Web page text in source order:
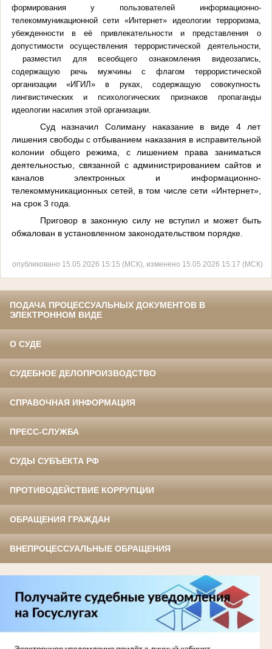
формирования у пользователей информационно-
телекоммуникационной сети «Интернет» идеологии терроризма,
убежденности в её привлекательности и представления о
допустимости осуществления террористической деятельности,
разместил для всеобщего ознакомления видеозапись,
содержащую речь мужчины с флагом террористической
организации «ИГИЛ» в руках, содержащую совокупность
лингвистических и психологических признаков пропаганды
идеологии насилия этой организации.
Суд назначил Солиману наказание в виде 4 лет
лишения свободы с отбыванием наказания в исправительной
колонии общего режима, с лишением права заниматься
деятельностью, связанной с администрированием сайтов и
каналов электронных и информационно-
телекоммуникационных сетей, в том числе сети «Интернет»,
на срок 3 года.
Приговор в законную силу не вступил и может быть
обжалован в установленном законодательством порядке.
опубликовано 15.05.2026 15:15 (МСК), изменено 15.05.2026 15:17 (МСК)
ПОДАЧА ПРОЦЕССУАЛЬНЫХ ДОКУМЕНТОВ В
ЭЛЕКТРОННОМ ВИДЕ
О СУДЕ
СУДЕБНОЕ ДЕЛОПРОИЗВОДСТВО
СПРАВОЧНАЯ ИНФОРМАЦИЯ
ПРЕСС-СЛУЖБА
СУДЫ СУБЪЕКТА РФ
ПРОТИВОДЕЙСТВИЕ КОРРУПЦИИ
ОБРАЩЕНИЯ ГРАЖДАН
ВНЕПРОЦЕССУАЛЬНЫЕ ОБРАЩЕНИЯ